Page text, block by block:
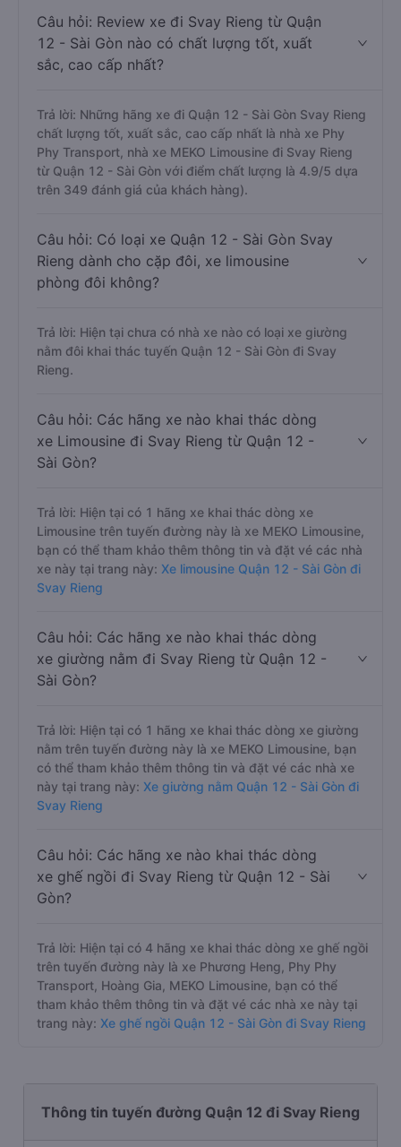
Câu hỏi: Review xe đi Svay Rieng từ Quận
12 - Sài Gòn nào có chất lượng tốt, xuất
sắc, cao cấp nhất?
Trả lời: Những hãng xe đi Quận 12 - Sài Gòn Svay Rieng
chất lượng tốt, xuất sắc, cao cấp nhất là nhà xe Phy
Phy Transport, nhà xe MEKO Limousine đi Svay Rieng
từ Quận 12 - Sài Gòn với điểm chất lượng là 4.9/5 dựa
trên 349 đánh giá của khách hàng).
Câu hỏi: Có loại xe Quận 12 - Sài Gòn Svay
Rieng dành cho cặp đôi, xe limousine
phòng đôi không?
Trả lời: Hiện tại chưa có nhà xe nào có loại xe giường
nằm đôi khai thác tuyến Quận 12 - Sài Gòn đi Svay
Rieng.
Câu hỏi: Các hãng xe nào khai thác dòng
xe Limousine đi Svay Rieng từ Quận 12 -
Sài Gòn?
Trả lời: Hiện tại có 1 hãng xe khai thác dòng xe
Limousine trên tuyến đường này là xe MEKO Limousine,
bạn có thể tham khảo thêm thông tin và đặt vé các nhà
xe này tại trang này: Xe limousine Quận 12 - Sài Gòn đi
Svay Rieng
Câu hỏi: Các hãng xe nào khai thác dòng
xe giường nằm đi Svay Rieng từ Quận 12 -
Sài Gòn?
Trả lời: Hiện tại có 1 hãng xe khai thác dòng xe giường
nằm trên tuyến đường này là xe MEKO Limousine, bạn
có thể tham khảo thêm thông tin và đặt vé các nhà xe
này tại trang này: Xe giường nằm Quận 12 - Sài Gòn đi
Svay Rieng
Câu hỏi: Các hãng xe nào khai thác dòng
xe ghế ngồi đi Svay Rieng từ Quận 12 - Sài
Gòn?
Trả lời: Hiện tại có 4 hãng xe khai thác dòng xe ghế ngồi
trên tuyến đường này là xe Phương Heng, Phy Phy
Transport, Hoàng Gia, MEKO Limousine, bạn có thể
tham khảo thêm thông tin và đặt vé các nhà xe này tại
trang này: Xe ghế ngồi Quận 12 - Sài Gòn đi Svay Rieng
Thông tin tuyến đường Quận 12 đi Svay Rieng